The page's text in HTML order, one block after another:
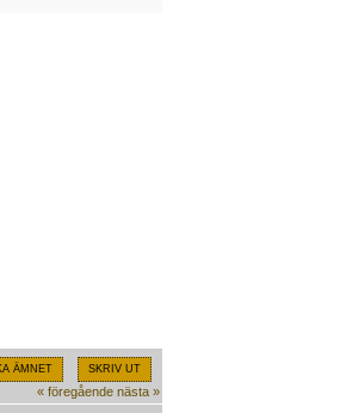
ÄMNET SKRIV UT
« föregående nästa »